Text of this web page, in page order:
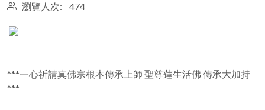
瀏覽人次: 474
***一心祈請真佛宗根本傳承上師 聖尊蓮生活佛 傳承大加持
***